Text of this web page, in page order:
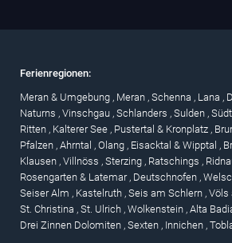
Ferienregionen:
Meran & Umgebung , Meran , Schenna , Lana ,
Naturns , Vinschgau , Schlanders , Sulden ,
Ritten , Kalterer See , Pustertal & Kronplatz ,
Pfalzen , Ahrntal , Olang , Eisacktal & Wipptal ,
Klausen , Villnöss , Sterzing , Ratschings ,
Rosengarten & Latemar , Deutschnofen ,
Seiser Alm , Kastelruth , Seis am Schlern , Völs
St. Christina , St. Ulrich , Wolkenstein , Alta
Drei Zinnen Dolomiten , Sexten , Innichen ,